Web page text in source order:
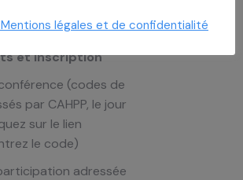
concernés: MCO
et inscription
(codes de
par CAHPP, le jour
sur le lien
le code)
adressée
légales et de confidentialité